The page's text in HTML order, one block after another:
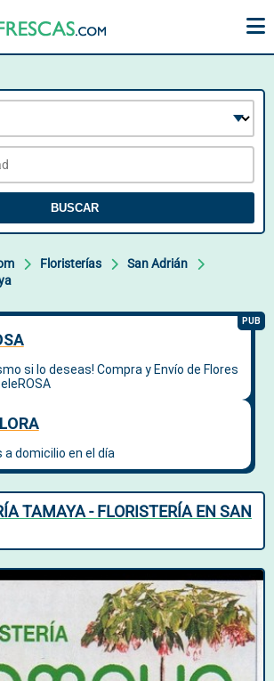
BUSCAR
Floristerías
San Adrián
TAMAYA - FLORISTERÍA EN SAN